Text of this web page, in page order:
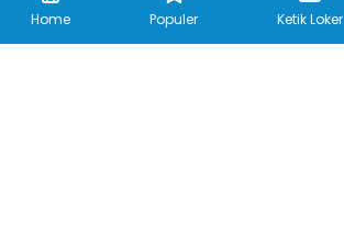
Home Populer Ketik Loker
6 Agustus 2026 12.24